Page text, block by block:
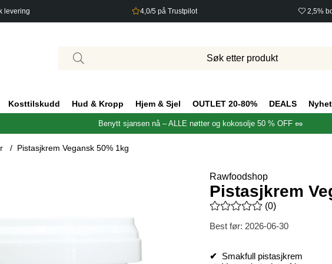
levering 4,0/5 på Trustpilot 2,5%
Kosttilskudd Hud & Kropp Hjem & Sjel OUTLET 20-80% DEALS
Benytt sjansen nå – ALLE nøtter og kokosolje 50 % OFF 🥜
Pistasjkrem Vegansk 50% 1kg
Rawfoodshop
Pistasjkrem
Gjennomsnittlig rangering 0
(0)
Best før: 2026-06-30
✔ Smakfull pistasjkrem